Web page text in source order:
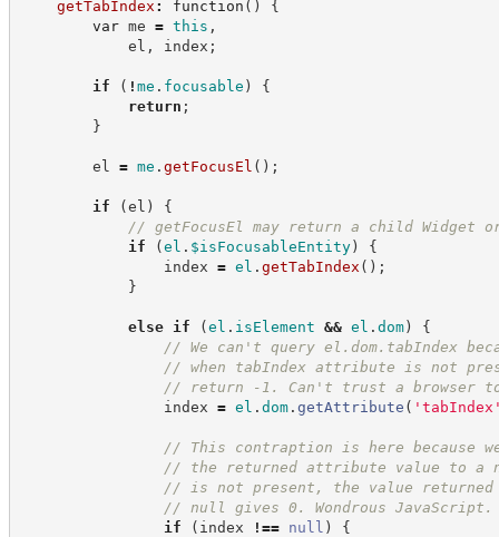
getTabIndex : function ( )
{
var me = this ,
el , index ;
if ( ! me . focusable )
{
return ;
}
el = me . getFocusEl ( ) ;
if (el )
{
// getFocusEl may return a child Widget or
if
(el . $isFocusableEntity)
{
index = el . getTabIndex ( ) ;
}
else if (el . isElement && el . dom)
{
// We can't query el.dom.tabIndex
// when tabIndex attribute is not
// return -1. Can't trust a browser
index = el . dom. getAttribute ( ' tabIndex
// This contraption is here because
// the returned attribute value to a
// is not present, the value
// null gives 0. Wondrous
if
( index !== null )
{